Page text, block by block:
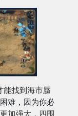
能找到海市蜃
难，因为你必
加强大，四围